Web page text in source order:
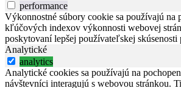
performance
Výkonnostné súbory cookie sa používajú na
kľúčových indexov výkonnosti webovej
poskytovaní lepšej používateľskej skúsenosti
Analytické
analytics
Analytické cookies sa používajú na
návštevníci interagujú s webovou stránkou.